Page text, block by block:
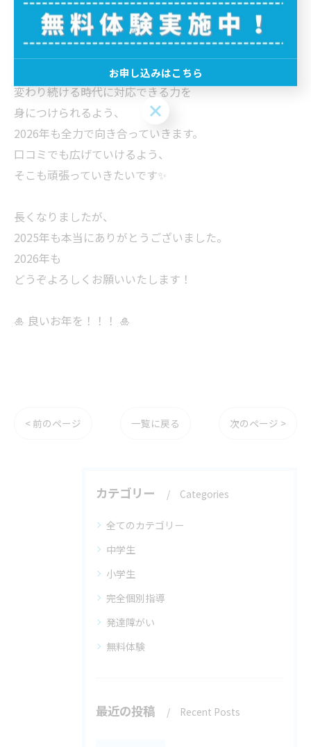
やることは山ほどあります💪
生徒数も、もっと必要です！
子どもたちの成長はもちろん、
変わり続ける時代に対応できる力を
身につけられるよう、
2026年も全力で向き合っていきます。
口コミでも広げていけるよう、
そこも頑張っていきたいです✨
長くなりましたが、
2025年も本当にありがとうございました。
2026年も
どうぞよろしくお願いいたします！
🎍 良いお年を！！！ 🎍
< 前のページ 一覧に戻る 次のページ >
カテゴリー Categories
全てのカテゴリー
中学生
小学生
完全個別指導
発達障がい
無料体験
最近の投稿 Recent Posts
お申し込みはこちら
お申し込みはこちら